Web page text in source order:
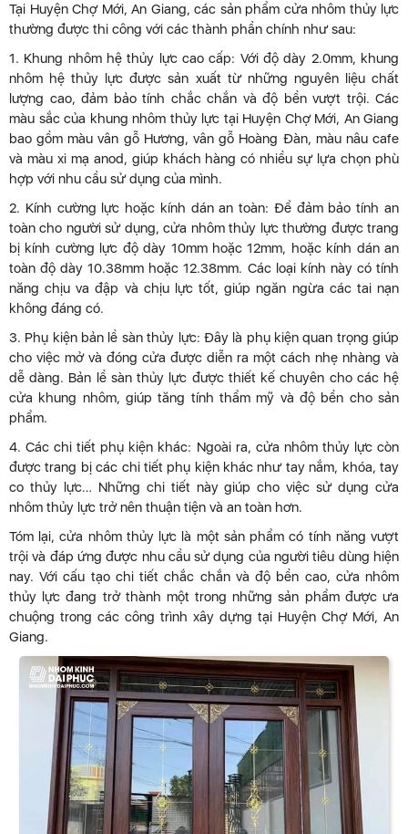
Tại Huyện Chợ Mới, An Giang, các sản phẩm cửa nhôm thủy lực
thường được thi công với các thành phần chính như sau:
1. Khung nhôm hệ thủy lực cao cấp: Với độ dày 2.0mm, khung
nhôm hệ thủy lực được sản xuất từ những nguyên liệu chất
lượng cao, đảm bảo tính chắc chắn và độ bền vượt trội. Các
màu sắc của khung nhôm thủy lực tại Huyện Chợ Mới, An Giang
bao gồm màu vân gỗ Hương, vân gỗ Hoàng Đàn, màu nâu cafe
và màu xi mạ anod, giúp khách hàng có nhiều sự lựa chọn phù
hợp với nhu cầu sử dụng của mình.
2. Kính cường lực hoặc kính dán an toàn: Để đảm bảo tính an
toàn cho người sử dụng, cửa nhôm thủy lực thường được trang
bị kính cường lực độ dày 10mm hoặc 12mm, hoặc kính dán an
toàn độ dày 10.38mm hoặc 12.38mm. Các loại kính này có tính
năng chịu va đập và chịu lực tốt, giúp ngăn ngừa các tai nạn
không đáng có.
3. Phụ kiện bản lề sàn thủy lực: Đây là phụ kiện quan trọng giúp
cho việc mở và đóng cửa được diễn ra một cách nhẹ nhàng và
dễ dàng. Bản lề sàn thủy lực được thiết kế chuyên cho các hệ
cửa khung nhôm, giúp tăng tính thẩm mỹ và độ bền cho sản
phẩm.
4. Các chi tiết phụ kiện khác: Ngoài ra, cửa nhôm thủy lực còn
được trang bị các chi tiết phụ kiện khác như tay nắm, khóa, tay
co thủy lực… Những chi tiết này giúp cho việc sử dụng cửa
nhôm thủy lực trở nên thuận tiện và an toàn hơn.
Tóm lại, cửa nhôm thủy lực là một sản phẩm có tính năng vượt
trội và đáp ứng được nhu cầu sử dụng của người tiêu dùng hiện
nay. Với cấu tạo chi tiết chắc chắn và độ bền cao, cửa nhôm
thủy lực đang trở thành một trong những sản phẩm được ưa
chuộng trong các công trình xây dựng tại Huyện Chợ Mới, An
Giang.